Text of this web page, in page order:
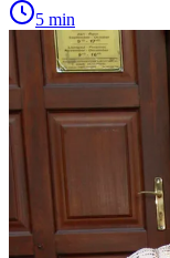
5 min